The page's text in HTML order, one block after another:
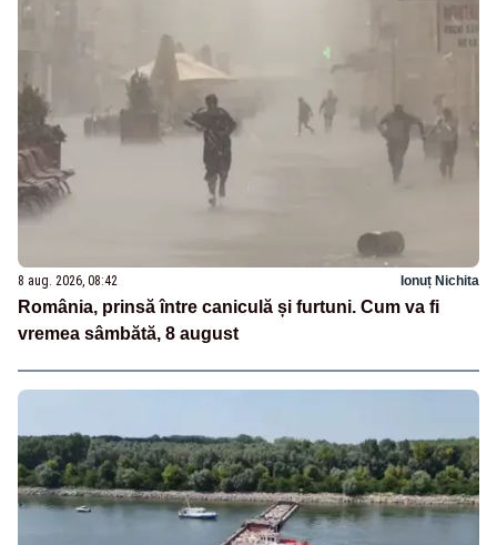
8 aug. 2026, 08:42 Ionuț Nichita
România, prinsă între caniculă și furtuni. Cum va fi
vremea sâmbătă, 8 august